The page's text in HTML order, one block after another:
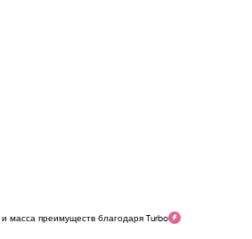
масса преимуществ благодаря Turbo